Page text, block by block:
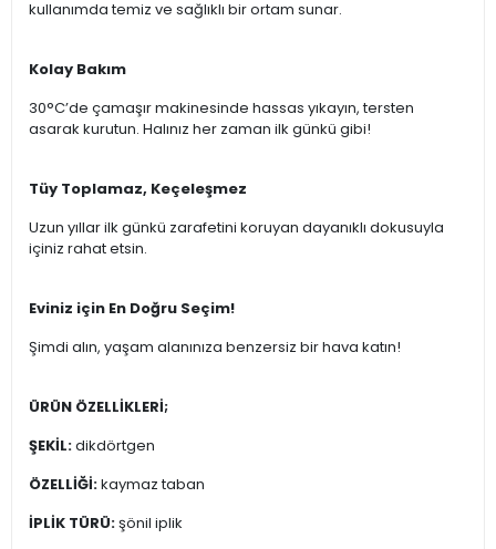
kullanımda temiz ve sağlıklı bir ortam sunar.
Kolay Bakım
30°C’de çamaşır makinesinde hassas yıkayın, tersten
asarak kurutun. Halınız her zaman ilk günkü gibi!
Tüy Toplamaz, Keçeleşmez
Uzun yıllar ilk günkü zarafetini koruyan dayanıklı dokusuyla
içiniz rahat etsin.
Eviniz için En Doğru Seçim!
Şimdi alın, yaşam alanınıza benzersiz bir hava katın!
ÜRÜN ÖZELLİKLERİ;
ŞEKİL:dikdörtgen
ÖZELLİĞİ:kaymaz taban
İPLİK TÜRÜ:şönil iplik